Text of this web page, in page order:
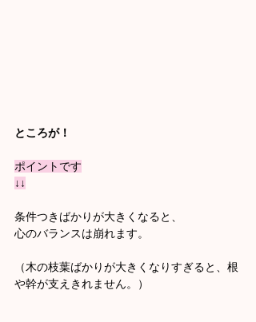
ところが！
ポイントです
↓↓
条件つきばかりが大きくなると、
心のバランスは崩れます。
（木の枝葉ばかりが大きくなりすぎると、根
や幹が支えきれません。）